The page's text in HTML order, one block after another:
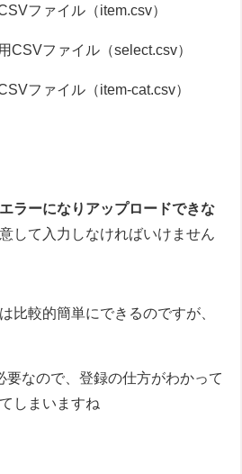
ファイル（item.csv）
CSVファイル（select.csv）
ファイル（item-cat.csv）
ラーになりアップロードできな
して入力しなければいけません
比較的簡単にできるのですが、
要なので、登録の仕方がわかって
しまいますね